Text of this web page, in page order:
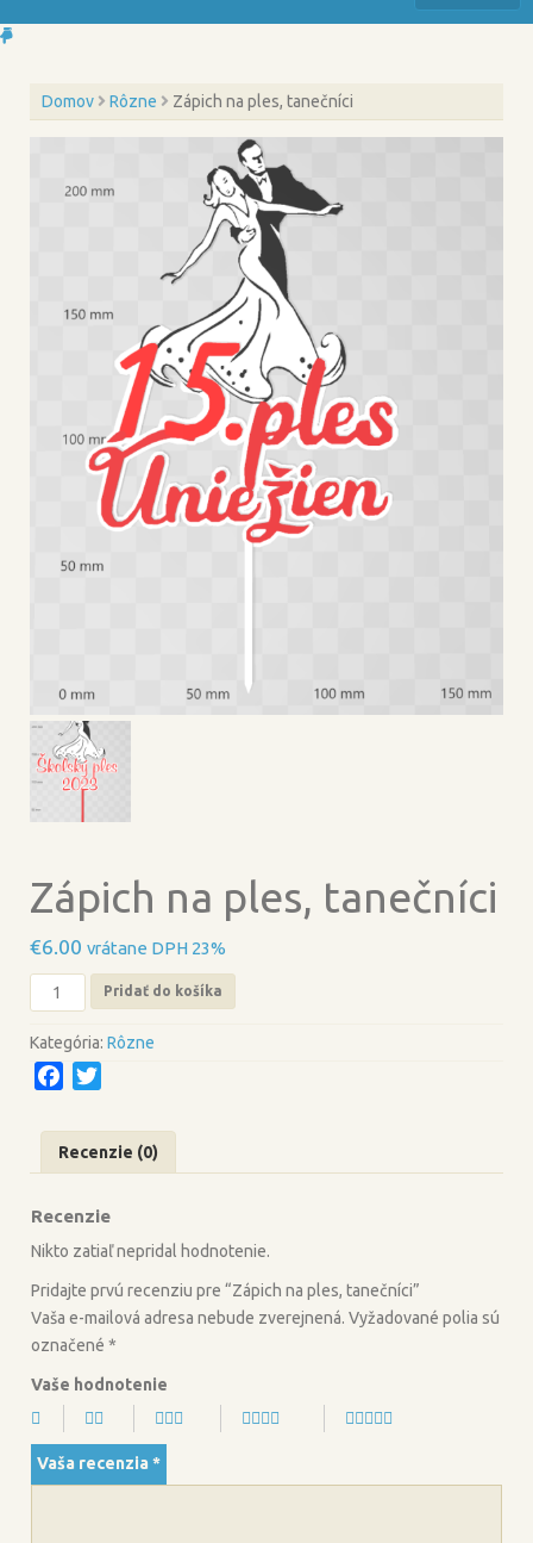
Domov Rôzne Zápich na ples, tanečníci
Zápich na ples, tanečníci
€6.00 vrátane DPH 23%
množstvo
Zápich
ples,
tanečníci
Pridať do košíka
Kategória: Rôzne
c
e
o
o
i
t
e
r
Recenzie (0)
Recenzie
Nikto zatiaľ nepridal hodnotenie.
Pridajte prvú recenziu pre “Zápich na ples, tanečníci”
Vaša e-mailová adresa nebude zverejnená. Vyžadované polia sú
označené *
Vaše hodnotenie
Vaša recenzia *